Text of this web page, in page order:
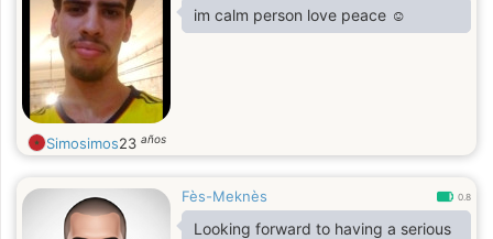
im calm person love peace ☺️
Simosimos23 años
Fès-Meknès 0.8
Looking forward to having a serious